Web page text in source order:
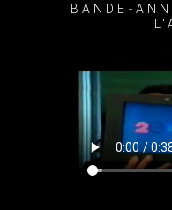
BANDE-